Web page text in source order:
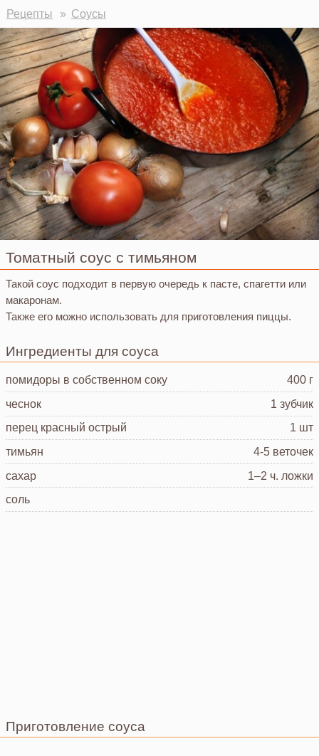
Рецепты Соусы
Томатный соус с тимьяном
Такой соус подходит в первую очередь к пасте, спагетти или
макаронам.
Также его можно использовать для приготовления пиццы.
Ингредиенты для соуса
помидоры в собственном соку
400 г
чеснок
1 зубчик
перец красный острый
1 шт
тимьян
4-5 веточек
сахар
1–2 ч. ложки
соль
Приготовление соуса